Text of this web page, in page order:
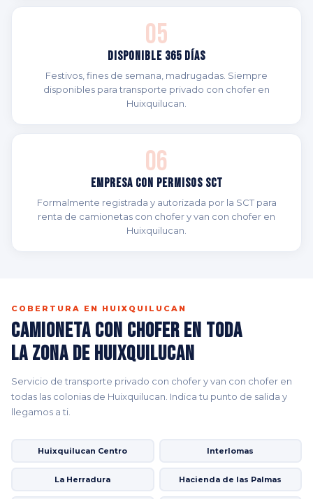
05
Disponible 365 Días
Festivos, fines de semana, madrugadas. Siempre
disponibles para transporte privado con chofer en
Huixquilucan.
06
Empresa con Permisos SCT
Formalmente registrada y autorizada por la SCT para
renta de camionetas con chofer y van con chofer en
Huixquilucan.
COBERTURA EN HUIXQUILUCAN
Camioneta con Chofer en Toda
la Zona de Huixquilucan
Servicio de transporte privado con chofer y van con chofer en
todas las colonias de Huixquilucan. Indica tu punto de salida y
llegamos a ti.
Huixquilucan Centro Interlomas
La Herradura Hacienda de las Palmas